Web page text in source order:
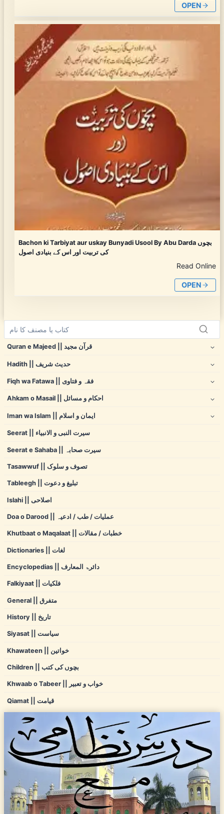
OPEN
Bachon ki Tarbiyat aur uskay Bunyadi Usool By Abu Darda بچوں
کی تربیت اور اس کے بنیادی اصول
Read Online
OPEN
Quran e Majeed || قرآن مجید
Hadith || حدیث شریف
Fiqh wa Fatawa || فقہ و فتاوی
Ahkam o Masail || احکام و مسائل
Iman wa Islam || ایمان و اسلام
Seerat || سیرت النبی و الانبیاء
Seerat e Sahaba || سیرت صحابہ
Tasawwuf || تصوف و سلوک
Tableegh || تبلیغ و دعوت
Islahi || اصلاحی
Doa o Darood || عملیات / طب / ادعیہ
Khutbaat o Maqalaat || خطبات / مقالات
Dictionaries || لغات
Encyclopedias || دائرۃ المعارف
Falkiyaat || فلکیات
General || متفرق
History || تاریخ
Siyasat || سیاست
Khawateen || خواتین
Children || بچوں کی کتب
Khwaab o Tabeer || خواب و تعبیر
Qiamat || قیامت